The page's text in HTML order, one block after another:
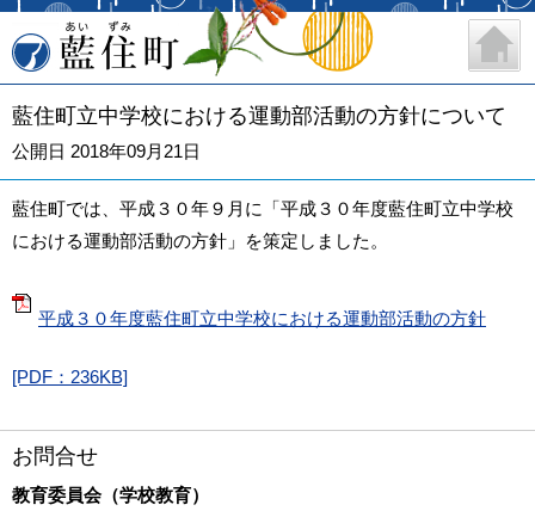
藍住町
藍住町立中学校における運動部活動の方針について
公開日 2018年09月21日
藍住町では、平成３０年９月に「平成３０年度藍住町立中学校
における運動部活動の方針」を策定しました。
平成３０年度藍住町立中学校における運動部活動の方針
[PDF：236KB]
お問合せ
教育委員会（学校教育）